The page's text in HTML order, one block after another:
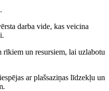
darba vide, kas veicina
un resursiem, lai uzlabotu
ar plašsaziņas līdzekļu un